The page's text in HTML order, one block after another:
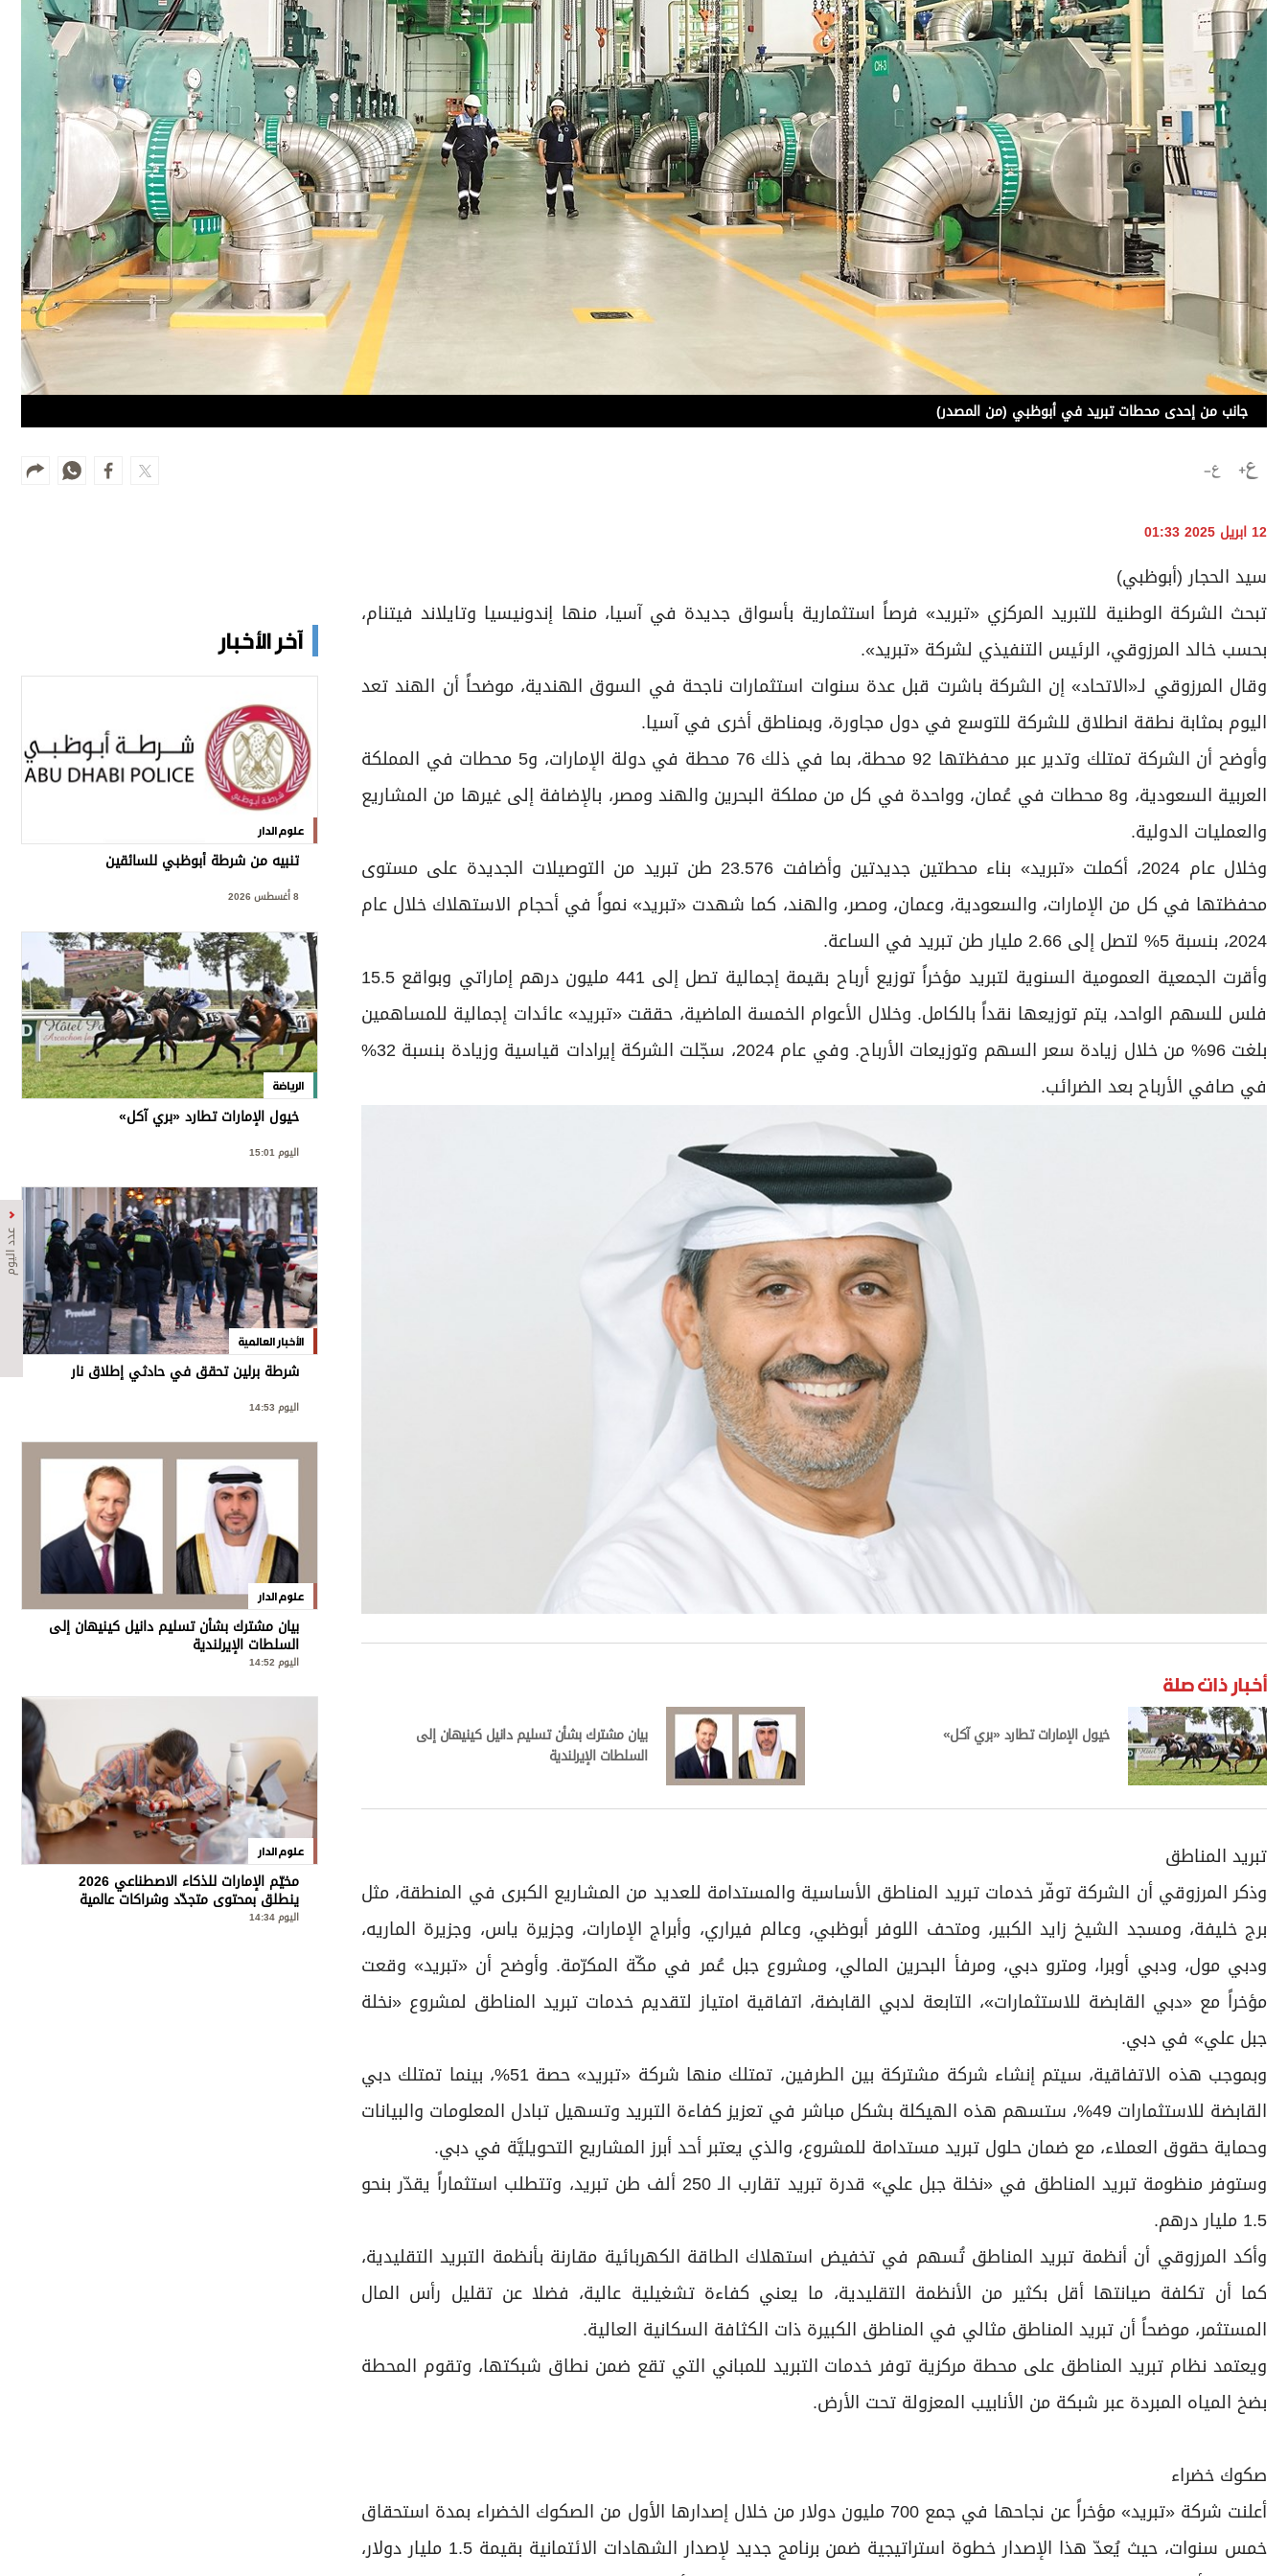
عدد اليوم
مواقيت الصلاة
الأحوال الجوية
عدد اليوم
جانب من إحدى محطات تبريد في أبوظبي (من المصدر)
12 ابريل 2025 01:33
سيد الحجار (أبوظبي)
تبحث الشركة الوطنية للتبريد المركزي «تبريد» فرصاً استثمارية بأسواق جديدة في آسيا، منها إندونيسيا وتايلاند فيتنام،
بحسب خالد المرزوقي، الرئيس التنفيذي لشركة «تبريد».
وقال المرزوقي لـ«الاتحاد» إن الشركة باشرت قبل عدة سنوات استثمارات ناجحة في السوق الهندية، موضحاً أن الهند تعد
اليوم بمثابة نطقة انطلاق للشركة للتوسع في دول مجاورة، وبمناطق أخرى في آسيا.
وأوضح أن الشركة تمتلك وتدير عبر محفظتها 92 محطة، بما في ذلك 76 محطة في دولة الإمارات، و5 محطات في المملكة
العربية السعودية، و8 محطات في عُمان، وواحدة في كل من مملكة البحرين والهند ومصر، بالإضافة إلى غيرها من المشاريع
والعمليات الدولية.
وخلال عام 2024، أكملت «تبريد» بناء محطتين جديدتين وأضافت 23.576 طن تبريد من التوصيلات الجديدة على مستوى
محفظتها في كل من الإمارات، والسعودية، وعمان، ومصر، والهند، كما شهدت «تبريد» نمواً في أحجام الاستهلاك خلال عام
2024، بنسبة 5% لتصل إلى 2.66 مليار طن تبريد في الساعة.
وأقرت الجمعية العمومية السنوية لتبريد مؤخراً توزيع أرباح بقيمة إجمالية تصل إلى 441 مليون درهم إماراتي وبواقع 15.5
فلس للسهم الواحد، يتم توزيعها نقداً بالكامل. وخلال الأعوام الخمسة الماضية، حققت «تبريد» عائدات إجمالية للمساهمين
بلغت 96% من خلال زيادة سعر السهم وتوزيعات الأرباح. وفي عام 2024، سجّلت الشركة إيرادات قياسية وزيادة بنسبة 32%
في صافي الأرباح بعد الضرائب.
أخبار ذات صلة
خيول الإمارات تطارد «بري آكل»
بيان مشترك بشأن تسليم دانيل كينيهان إلى
السلطات الإيرلندية
تبريد المناطق
وذكر المرزوقي أن الشركة توفّر خدمات تبريد المناطق الأساسية والمستدامة للعديد من المشاريع الكبرى في المنطقة، مثل
برج خليفة، ومسجد الشيخ زايد الكبير، ومتحف اللوفر أبوظبي، وعالم فيراري، وأبراج الإمارات، وجزيرة ياس، وجزيرة الماريه،
ودبي مول، ودبي أوبرا، ومترو دبي، ومرفأ البحرين المالي، ومشروع جبل عُمر في مكّة المكرّمة. وأوضح أن «تبريد» وقعت
مؤخراً مع «دبي القابضة للاستثمارات»، التابعة لدبي القابضة، اتفاقية امتياز لتقديم خدمات تبريد المناطق لمشروع «نخلة
جبل علي» في دبي.
وبموجب هذه الاتفاقية، سيتم إنشاء شركة مشتركة بين الطرفين، تمتلك منها شركة «تبريد» حصة 51%، بينما تمتلك دبي
القابضة للاستثمارات 49%، ستسهم هذه الهيكلة بشكل مباشر في تعزيز كفاءة التبريد وتسهيل تبادل المعلومات والبيانات
وحماية حقوق العملاء، مع ضمان حلول تبريد مستدامة للمشروع، والذي يعتبر أحد أبرز المشاريع التحويليَّة في دبي.
وستوفر منظومة تبريد المناطق في «نخلة جبل علي» قدرة تبريد تقارب الـ 250 ألف طن تبريد، وتتطلب استثماراً يقدّر بنحو
1.5 مليار درهم.
وأكد المرزوقي أن أنظمة تبريد المناطق تُسهم في تخفيض استهلاك الطاقة الكهربائية مقارنة بأنظمة التبريد التقليدية،
كما أن تكلفة صيانتها أقل بكثير من الأنظمة التقليدية، ما يعني كفاءة تشغيلية عالية، فضلا عن تقليل رأس المال
المستثمر، موضحاً أن تبريد المناطق مثالي في المناطق الكبيرة ذات الكثافة السكانية العالية.
ويعتمد نظام تبريد المناطق على محطة مركزية توفر خدمات التبريد للمباني التي تقع ضمن نطاق شبكتها، وتقوم المحطة
بضخ المياه المبردة عبر شبكة من الأنابيب المعزولة تحت الأرض.
صكوك خضراء
أعلنت شركة «تبريد» مؤخراً عن نجاحها في جمع 700 مليون دولار من خلال إصدارها الأول من الصكوك الخضراء بمدة استحقاق
خمس سنوات، حيث يُعدّ هذا الإصدار خطوة استراتيجية ضمن برنامج جديد لإصدار الشهادات الائتمانية بقيمة 1.5 مليار دولار،
آخر الأخبار
علوم الدار
تنبيه من شرطة أبوظبي للسائقين
8 أغسطس 2026
الرياضة
خيول الإمارات تطارد «بري آكل»
اليوم 15:01
الأخبار العالمية
شرطة برلين تحقق في حادثي إطلاق نار
اليوم 14:53
علوم الدار
بيان مشترك بشأن تسليم دانيل كينيهان إلى
السلطات الإيرلندية
اليوم 14:52
علوم الدار
مخيّم الإمارات للذكاء الاصطناعي 2026
ينطلق بمحتوى متجدّد وشراكات عالمية
اليوم 14:34